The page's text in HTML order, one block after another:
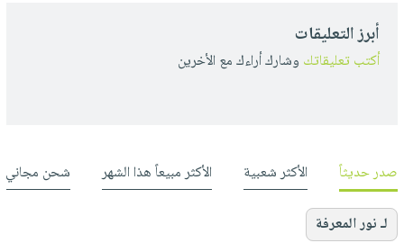
أبرز التعليقات
أكتب تعليقاتك وشارك أراءك مع الأخرين
صدر حديثاً الأكثر شعبية الأكثر مبيعاً هذا الشهر شحن مجاني
لـ نور المعرفة